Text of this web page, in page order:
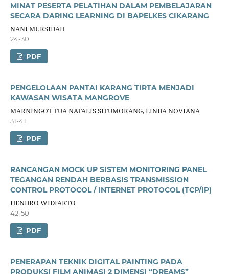
MINAT PESERTA PELATIHAN DALAM PEMBELAJARAN
SECARA DARING LEARNING DI BAPELKES CIKARANG
NANI MURSIDAH
24-30
PDF
PENGELOLAAN PANTAI KARANG TIRTA MENJADI
KAWASAN WISATA MANGROVE
MARNINGOT TUA NATALIS SITUMORANG, LINDA NOVIANA
31-41
PDF
RANCANGAN MOCK UP SISTEM MONITORING PANEL
TEGANGAN RENDAH BERBASIS TRANSMISSION
CONTROL PROTOCOL / INTERNET PROTOCOL (TCP/IP)
HENDRO WIDIARTO
42-50
PDF
PENERAPAN TEKNIK DIGITAL PAINTING PADA
PRODUKSI FILM ANIMASI 2 DIMENSI “DREAMS”